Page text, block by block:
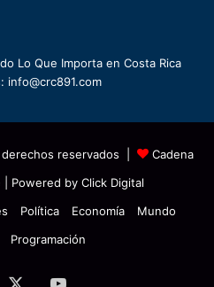
Lo Que Importa en Costa Rica
info@crc891.com
reservados |
Cadena
| Powered by Click Digital
Política Economía
Mundo
Programación
YouTube